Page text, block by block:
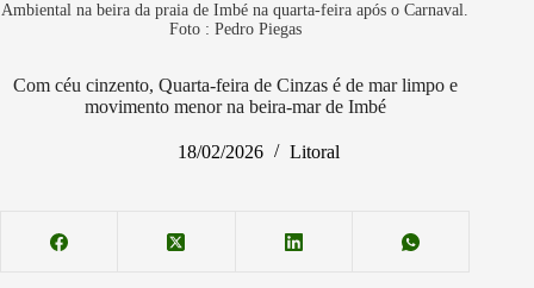
Ambiental na beira da praia de Imbé na quarta-feira após o Carnaval.
Foto : Pedro Piegas
Com céu cinzento, Quarta-feira de Cinzas é de mar limpo e
movimento menor na beira-mar de Imbé
18/02/2026 Litoral